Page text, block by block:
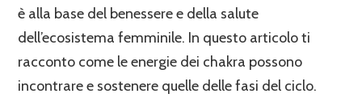
è alla base del benessere e della salute
dell’ecosistema femminile. In questo articolo ti
racconto come le energie dei chakra possono
incontrare e sostenere quelle delle fasi del ciclo.